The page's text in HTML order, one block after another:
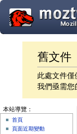
舊文件
此處文件
我們亟需您
本站導覽：
首頁
頁面近期變動